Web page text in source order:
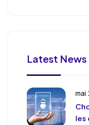
Latest News
mai
les